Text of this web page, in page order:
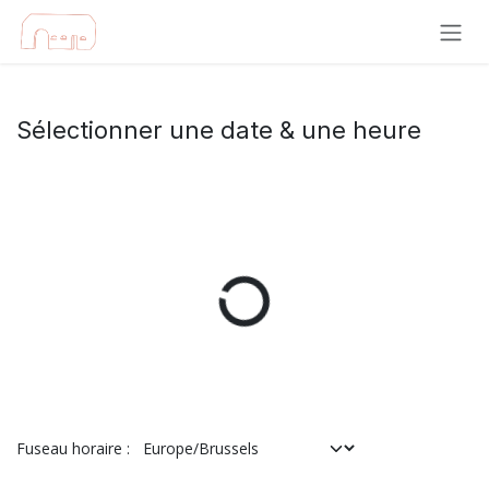
Se rendre au contenu
Sélectionner une date & une heure
Fuseau horaire :